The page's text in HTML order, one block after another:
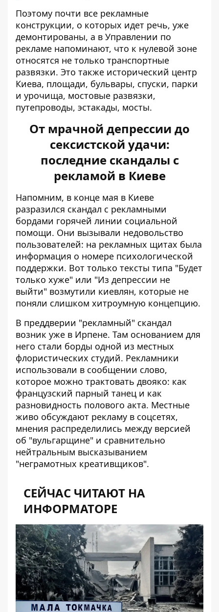
Поэтому почти все рекламные
конструкции, о которых идет речь, уже
демонтированы, а в Управлении по
рекламе напоминают, что к нулевой зоне
относятся не только транспортные
развязки. Это также исторический центр
Киева, площади, бульвары, спуски, парки
и урочища, мостовые развязки,
путепроводы, эстакады, мосты.
От мрачной депрессии до
сексистской удачи:
последние скандалы с
рекламой в Киеве
Напомним, в конце мая в Киеве
разразился скандал с рекламными
бордами горячей линии социальной
помощи. Они вызывали недовольство
пользователей: на рекламных щитах была
информация о номере психологической
поддержки. Вот только тексты типа "Будет
только хуже" или "Из депрессии не
выйти" возмутили киевлян, которые не
поняли слишком хитроумную концепцию.
В преддверии "рекламный" скандал
возник уже в Ирпене. Там основанием для
него стали борды одной из местных
флористических студий. Рекламники
использовали в сообщении слово,
которое можно трактовать двояко: как
французский парный танец и как
разновидность полового акта. Местные
живо обсуждают рекламу в соцсетях,
мнения распределились между версией
об "вульгарщине" и сравнительно
нейтральным высказыванием
"неграмотных креативщиков".
СЕЙЧАС ЧИТАЮТ НА
ИНФОРМАТОРЕ